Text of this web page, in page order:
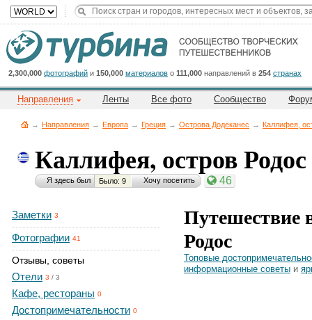
2,300,000 фотографий и 150,000 материалов о 111,000 направлений в 254 странах
Направления Ленты Все фото Сообщество
→ Направления → Европа → Греция → Острова Додеканес → Каллифея,
Каллифея, остров Родос
Я здесь был Было: 9 Хочу посетить 46
Заметки 3
Фотографии 41
Отзывы, советы
Отели 3 / 3
Кафе, рестораны 0
Достопримечательности 0
Путешествие
Родос
Топовые
информационные советы и
Cейчас
на
сайте:
Title
Button